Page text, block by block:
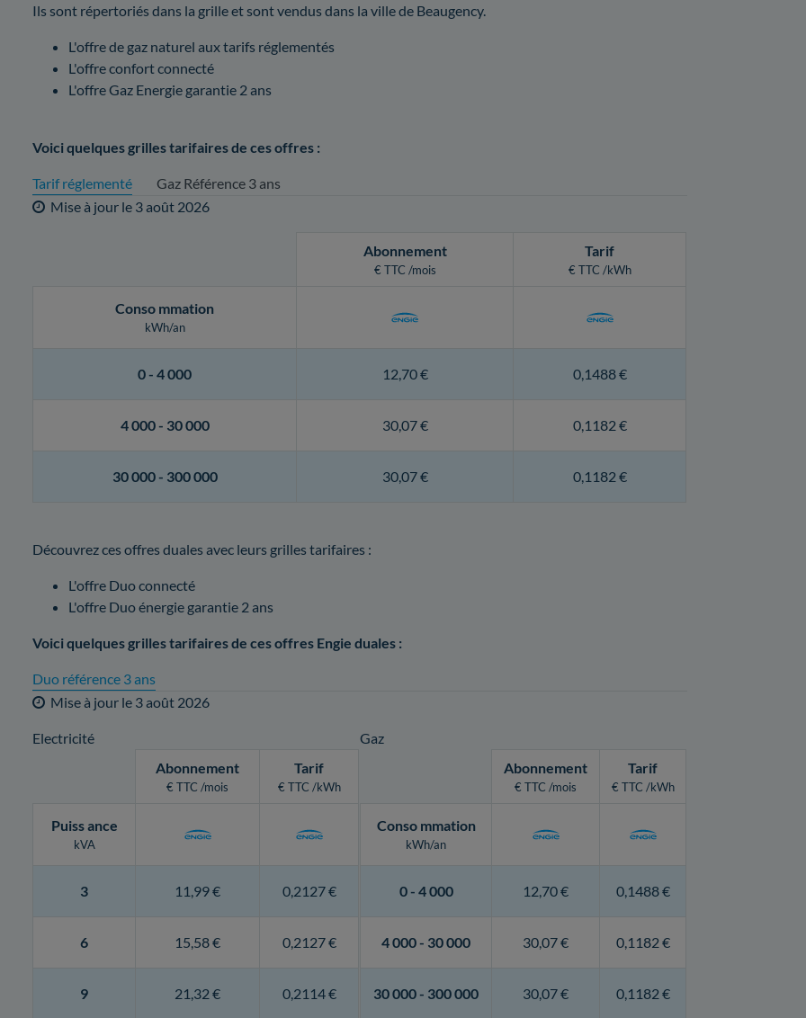
Ils sont répertoriés dans la grille et sont vendus dans la ville de Beaugency.
L'offre de gaz naturel aux tarifs réglementés
L'offre confort connecté
L'offre Gaz Energie garantie 2 ans
Voici quelques grilles tarifaires de ces offres :
Tarif réglementé
Gaz Référence 3 ans
Mise à jour le 3 août 2026
Abonnement
€ TTC /mois
Tarif
€ TTC /kWh
Conso mmation
kWh/an
0 -4 000 12,70 € 0,1488 €
4 000 - 30 000 30,07 € 0,1182 €
30 000 - 300 000 30,07 € 0,1182 €
Découvrez ces offres duales avec leurs grilles tarifaires :
L'offre Duo connecté
L'offre Duo énergie garantie 2 ans
Voici quelques grilles tarifaires de ces offres Engie duales :
Duo référence 3 ans
Mise à jour le 3 août 2026
Electricité
Abonnement
€ TTC /mois
Tarif
€ TTC /kWh
Puissance
kVA
3 11,99 € 0,2127 €
6 15,58 € 0,2127 €
9 21,32 € 0,2114 €
Gaz
Abonnement
€ TTC /mois
Tarif
€ TTC /kWh
Conso mmation
kWh/an
0 - 4 000 12,70 € 0,1488 €
4 000 - 30 000 30,07 € 0,1182 €
30 000 - 300 000 30,07 € 0,1182 €